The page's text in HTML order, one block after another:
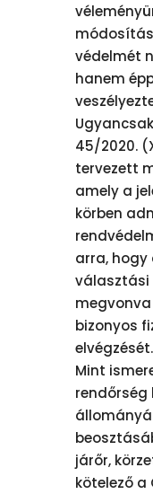
védelmét
hanem
45/2020.
tervezett
amely a
körben
arra,
bizonyos
elvégzését.
Mint
járőr,
kötelező